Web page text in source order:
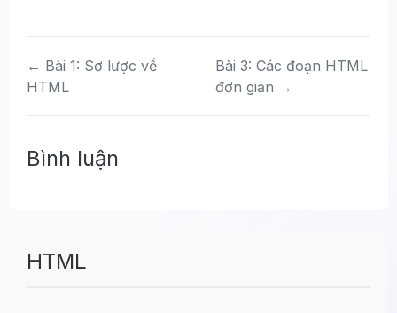
HTML
← Bài 1: Sơ lược về
HTML
Bài 3: Các đoạn HTML
đơn giản →
Bình luận